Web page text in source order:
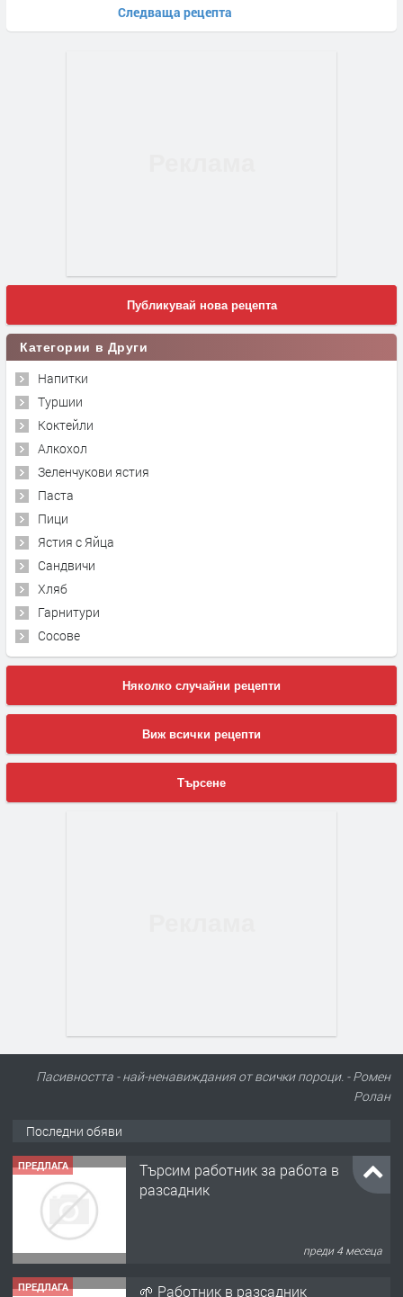
Следваща рецепта
Публикувай нова рецепта
Категории в Други
Напитки
Туршии
Коктейли
Алкохол
Зеленчукови ястия
Паста
Пици
Ястия с Яйца
Сандвичи
Хляб
Гарнитури
Сосове
Няколко случайни рецепти
Виж всички рецепти
Търсене
Пасивността - най-ненавиждания от всички пороци. - Ромен
Ролан
Последни обяви
ПРЕДЛАГА
Търсим работник за работа в
разсадник
преди 4 месеца
ПРЕДЛАГА 🌱 Работник в разсадник